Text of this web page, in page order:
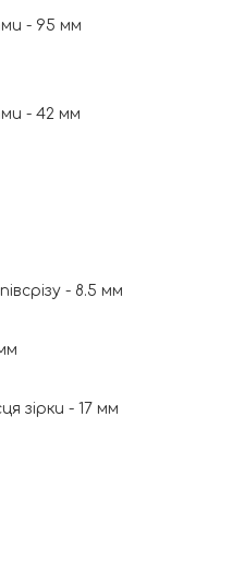
- 95 мм
- 42 мм
- 8.5 мм
зірки - 17 мм